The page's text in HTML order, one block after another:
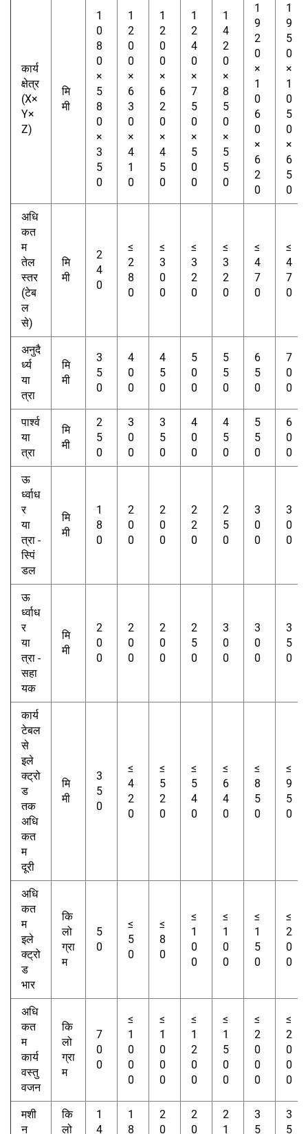
कार्य
क्षेत्र
(X×
Y×
Z)
मि
मी
1
0
8
0
×
5
8
0
×
3
5
0
1
2
0
0
×
6
3
0
×
4
1
0
1
2
0
0
×
6
2
0
×
4
5
0
1
2
4
0
×
7
5
0
×
5
0
0
1
4
2
0
×
8
5
0
×
5
5
0
1
9
2
0
×
1
0
6
0
×
6
2
0
1
9
5
0
×
1
0
5
0
×
6
5
0
अधि
कत
म
तेल
स्तर
(टेब
ल
से)
मि
मी
2
4
0
≤
2
8
0
≤
3
0
0
≤
3
2
0
≤
3
2
0
≤
4
7
0
≤
4
7
0
अनुदै
र्ध्य
या
त्रा
मि
मी
3
5
0
4
0
0
4
5
0
5
0
0
5
5
0
6
5
0
7
0
0
पार्श्व
या
त्रा
मि
मी
2
5
0
3
0
0
3
5
0
4
0
0
4
5
0
5
5
0
6
0
0
ऊ
र्ध्वाध
र
या
त्रा -
स्पिं
डल
मि
मी
1
8
0
2
0
0
2
0
0
2
2
0
2
5
0
3
0
0
3
0
0
ऊ
र्ध्वाध
र
या
त्रा -
सहा
यक
मि
मी
2
0
0
2
0
0
2
0
0
2
5
0
3
0
0
3
0
0
3
5
0
कार्य
टेबल
से
इले
क्ट्रो
ड
तक
अधि
कत
म
दूरी
मि
मी
3
5
0
≤
4
2
0
≤
5
2
0
≤
5
4
0
≤
6
4
0
≤
8
5
0
≤
9
5
0
अधि
कत
म
इले
क्ट्रो
ड
भार
कि
लो
ग्रा
म
5
0
≤
5
0
≤
8
0
≤
1
0
0
≤
1
0
0
≤
1
5
0
≤
2
0
0
अधि
कत
म
कार्य
वस्तु
वजन
कि
लो
ग्रा
म
7
0
0
≤
1
0
0
0
≤
1
0
0
0
≤
1
2
0
0
≤
1
5
0
0
≤
2
0
0
0
≤
2
0
0
0
मशी
न
कि
लो
1
4
1
8
2
0
2
0
2
1
3
5
3
5